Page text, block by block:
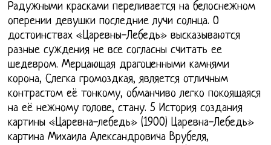
Радужными красками переливается на белоснежном
оперении девушки последние лучи солнца. О
достоинствах «Царевны-Лебедь» высказываются
разные суждения не все согласны считать ее
шедевром. Мерцающая драгоценными камнями
корона, Слегка громоздкая, является отличным
контрастом её тонкому, обманчиво легко покоящаяся
на её нежному голове, стану. 5 История создания
картины «Царевна-лебедь» (1900) Царевна-Лебедь»
картина Михаила Александровича Врубеля,